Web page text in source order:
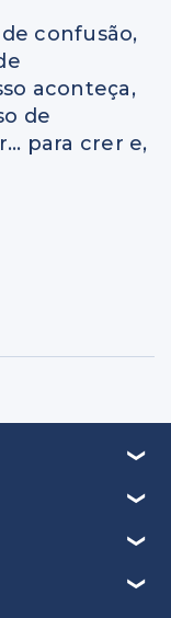
confusão,
aconteça,
de
para crer e,